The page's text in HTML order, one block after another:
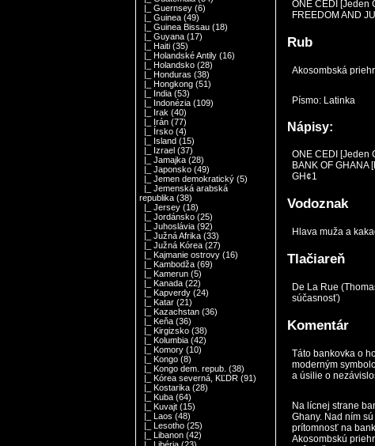
|_ Guernsey (6)
|_ Guinea (49)
|_ Guinea Bissau (18)
|_ Guyana (17)
|_ Haiti (35)
|_ Holandské Antily (16)
|_ Holandsko (28)
|_ Honduras (38)
|_ Hongkong (51)
|_ India (53)
|_ Indonézia (109)
|_ Irak (40)
|_ Irán (77)
|_ Írsko (4)
|_ Island (15)
|_ Izrael (37)
|_ Jamajka (28)
|_ Japonsko (49)
|_ Jemen demokratický (5)
|_ Jemenská arabská
republika (38)
|_ Jersey (18)
|_ Jordánsko (25)
|_ Juhoslávia (92)
|_ Južná Afrika (33)
|_ Južná Kórea (27)
|_ Kajmanie ostrovy (16)
|_ Kambodža (69)
|_ Kamerun (5)
|_ Kanada (22)
|_ Kapverdy (24)
|_ Katar (21)
|_ Kazachstan (36)
|_ Keňa (36)
|_ Kirgizsko (38)
|_ Kolumbia (42)
|_ Komory (10)
|_ Kongo (8)
|_ Kongo dem. repub. (38)
|_ Kórea severná, KĽDR (91)
|_ Kostarika (28)
|_ Kuba (64)
|_ Kuvajt (15)
|_ Laos (48)
|_ Lesotho (25)
|_ Libanon (42)
ONE CEDI [Jeden
FREEDOM AND
Rub
Akosombská
Písmo: Latinka
Nápisy:
ONE CEDI [Jeden
BANK OF GHANA
GH¢1
Vodoznak
Hlava muža a
Tlačiareň
De La Rue
súčasnosť)
Komentár
Táto bankovka o
moderným
a úsilie o
Na lícnej strane
Ghany. Nad ním
prítomnosť na
Akosombskú